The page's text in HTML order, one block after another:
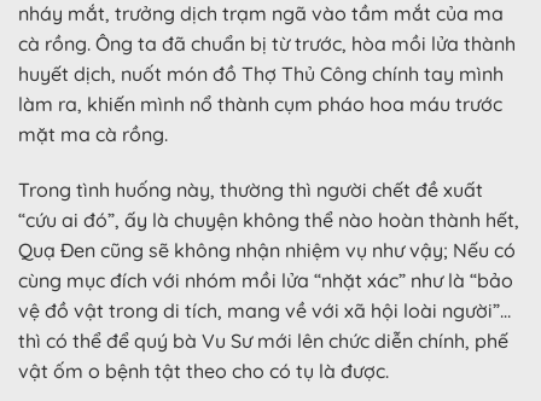
nháy mắt, trưởng dịch trạm ngã vào tầm mắt của ma
cà rồng. Ông ta đã chuẩn bị từ trước, hòa mồi lửa thành
huyết dịch, nuốt món đồ Thợ Thủ Công chính tay mình
làm ra, khiến mình nổ thành cụm pháo hoa máu trước
mặt ma cà rồng.
Trong tình huống này, thường thì người chết đề xuất
“cứu ai đó”, ấy là chuyện không thể nào hoàn thành hết,
Quạ Đen cũng sẽ không nhận nhiệm vụ như vậy; Nếu có
cùng mục đích với nhóm mồi lửa “nhặt xác” như là “bảo
vệ đồ vật trong di tích, mang về với xã hội loài người”…
thì có thể để quý bà Vu Sư mới lên chức diễn chính, phế
vật ốm o bệnh tật theo cho có tụ là được.